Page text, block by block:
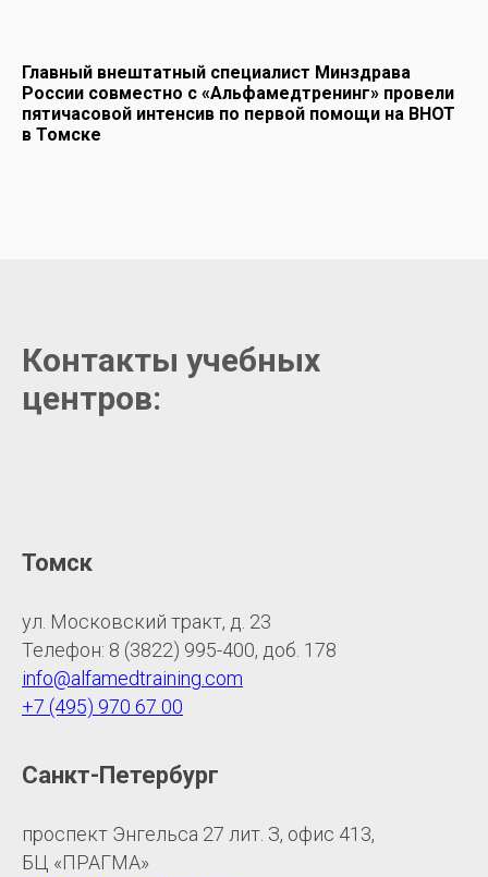
Главный внештатный специалист Минздрава
России совместно с «Альфамедтренинг» провели
пятичасовой интенсив по первой помощи на ВНОТ
в Томске
Контакты учебных
центров:
Томск
ул. Московский тракт, д. 23
Телефон: 8 (3822) 995-400, доб. 178
info@alfamedtraining.com
+7 (495) 970 67 00
Санкт-Петербург
проспект Энгельса 27 лит. З, офис 413,
БЦ «ПРАГМА»